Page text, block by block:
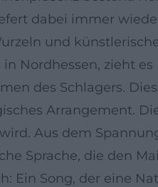
dabei immer
und
Nordhessen, zieht
des Schlagers.
Arrangement.
Aus dem
Sprache, die den
Ein Song, der eine